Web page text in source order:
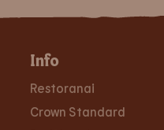
Info
Restoranai
Crown Standard